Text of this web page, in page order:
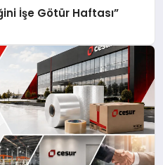
İşe Götür Haftası”